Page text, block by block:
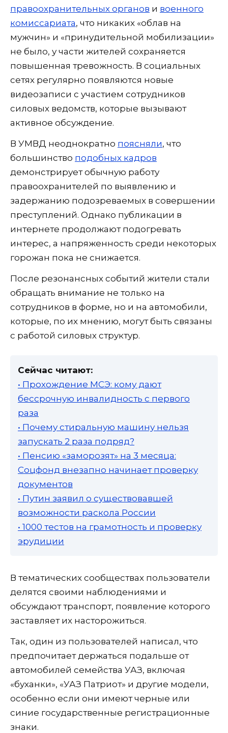
правоохранительных органов и военного
комиссариата, что никаких «облав на
мужчин» и «принудительной мобилизации»
не было, у части жителей сохраняется
повышенная тревожность. В социальных
сетях регулярно появляются новые
видеозаписи с участием сотрудников
силовых ведомств, которые вызывают
активное обсуждение.
В УМВД неоднократно поясняли, что
большинство подобных кадров
демонстрирует обычную работу
правоохранителей по выявлению и
задержанию подозреваемых в совершении
преступлений. Однако публикации в
интернете продолжают подогревать
интерес, а напряженность среди некоторых
горожан пока не снижается.
После резонансных событий жители стали
обращать внимание не только на
сотрудников в форме, но и на автомобили,
которые, по их мнению, могут быть связаны
с работой силовых структур.
Сейчас читают:
• Прохождение МСЭ: кому дают
бессрочную инвалидность с первого
раза
• Почему стиральную машину нельзя
запускать 2 раза подряд?
• Пенсию «заморозят» на 3 месяца:
Соцфонд внезапно начинает проверку
документов
• Путин заявил о существовавшей
возможности раскола России
• 1000 тестов на грамотность и проверку
эрудиции
В тематических сообществах пользователи
делятся своими наблюдениями и
обсуждают транспорт, появление которого
заставляет их насторожиться.
Так, один из пользователей написал, что
предпочитает держаться подальше от
автомобилей семейства УАЗ, включая
«буханки», «УАЗ Патриот» и другие модели,
особенно если они имеют черные или
синие государственные регистрационные
знаки.